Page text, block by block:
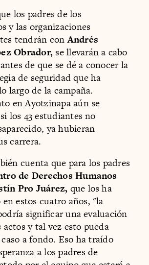
los padres de los
y las organizaciones
tendrán conAndrés
Obrador, se llevarán a cabo
de que se dé a conocer la
de seguridad que ha
largo de la campaña.
en Ayotzinapa aún se
los 43 estudiantes no
ya hubieran
carrera.
cuenta que para los padres
de Derechos Humanos
Pro Juárez, que los ha
en estos cuatro años, "la
significar una evaluación
y tal vez esto pueda
a fondo. Eso ha traído
a los padres de